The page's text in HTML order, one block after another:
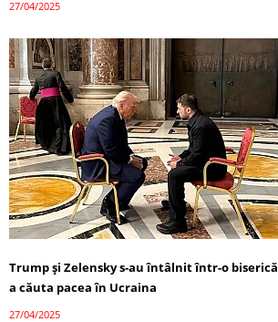
27/04/2025
Trump și Zelensky s-au întâlnit într-o
a căuta pacea în Ucraina
27/04/2025